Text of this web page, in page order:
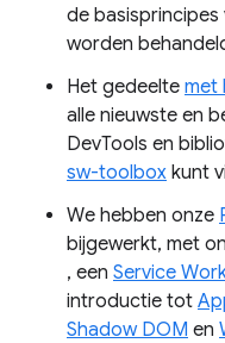
de basisprincipes
worden
Het gedeelte met
alle nieuwste en
DevTools en
sw-toolbox kunt
We hebben onze
bijgewerkt, met
, een Service
introductie tot
Shadow DOM en